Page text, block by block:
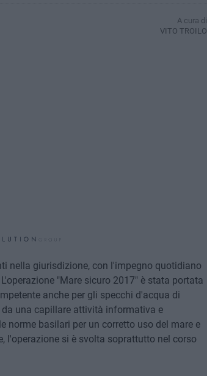
A cura di
VITO TROILO
nella giurisdizione, con l'impegno quotidiano
"Mare sicuro 2017" è stata portata
anche per gli specchi d'acqua di
una capillare attività informativa e
norme basilari per un corretto uso del mare e
l'operazione si è svolta soprattutto nel corso